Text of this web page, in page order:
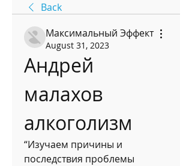
Back
Максимальный Эффект
August 31, 2023
Андрей
малахов
алкоголизм
“Изучаем причины и
последствия проблемы